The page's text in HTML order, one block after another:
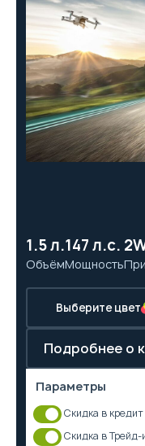
1.5 л.
Объём
147 л.с.
Мощность
Выберите цвет
Подробнее о
Параметры
Скидка в кредит
Скидка в Трейд-